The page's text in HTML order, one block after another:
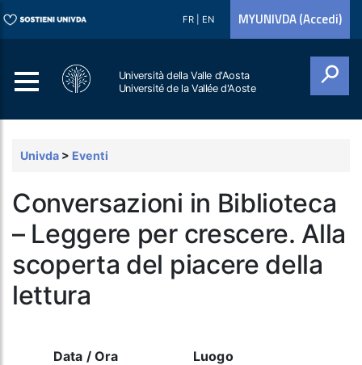
FR EN MYUNIVDA (Accedi)
Università della Valle d'Aosta
Université de la Vallée d'Aoste
Univda > Eventi
Conversazioni in Biblioteca
– Leggere per crescere. Alla
scoperta del piacere della
lettura
Data / Ora
Luogo